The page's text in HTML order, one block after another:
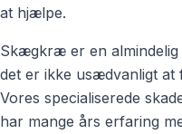
at hjælpe.
Skægkræ er en almindelig
det er ikke usædvanligt at
Vores specialiserede
har mange års erfaring